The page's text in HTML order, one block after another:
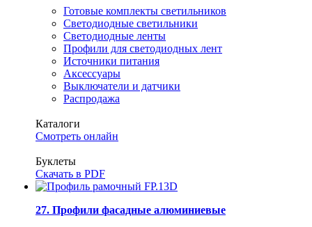
Готовые комплекты светильников
Светодиодные светильники
Светодиодные ленты
Профили для светодиодных лент
Источники питания
Аксессуары
Выключатели и датчики
Распродажа
Каталоги
Смотреть онлайн
Буклеты
Скачать в PDF
27. Профили фасадные алюминиевые